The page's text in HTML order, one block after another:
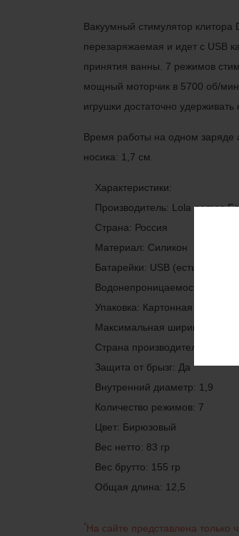
Вакуумный стимулятор клитора
перезаряжаемая и идет с USB
принятия ванны. 7 режимов
мощный моторчик в 5700 об/
игрушки достаточно удерживать
Время работы на одном заряде
носика: 1,7 см.
Характеристики:
Производитель: Lola games
Страна: Россия
Материал: Силикон
Батарейки: USB (есть в
Водонепроницаемость: Да
Упаковка: Картонная коробка
Максимальная ширина: 4,9
Страна производитель: Китай
Защита от брызг: Да
Внутренний диаметр: 1,9
Количество режимов: 7
Цвет: Бирюзовый
Веc нетто: 83 гр
Веc брутто: 155 гр
Общая длина: 12,5
*На сайте представлена